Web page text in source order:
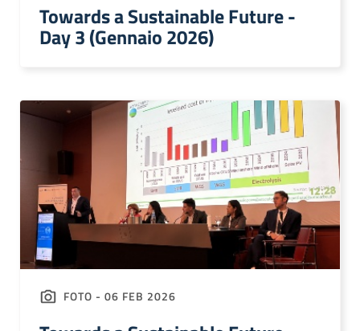
Towards a Sustainable Future -
Day 3 (Gennaio 2026)
FOTO - 06 FEB 2026